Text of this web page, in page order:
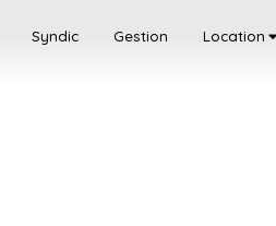
Syndic Gestion Location